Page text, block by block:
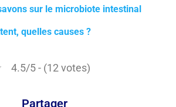
sur le microbiote intestinal
quelles causes ?
4.5/5 - (12 votes)
Partager